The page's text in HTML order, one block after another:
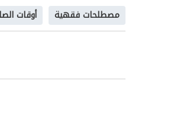
مصطلحات فقهية أوقات